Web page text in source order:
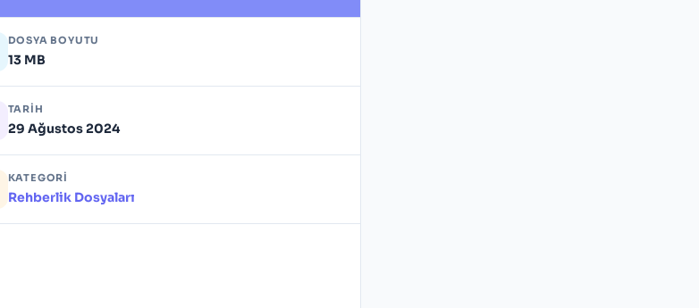
DOSYA BOYUTU
13 MB
TARIH
29 Ağustos 2024
KATEGORI
Rehberlik Dosyaları